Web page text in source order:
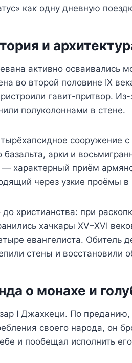
как одну дневную
и
активно
во второй половине IX
гавит-притвор.
полуколоннами в стене.
сооружение
арки и
характерный приём
через узкие проёмы
христианства: при
хачкары XV–XVI
евангелиста. Обитель
стены и восстановили
о монахе и
I Джахкеци. По
своего народа, он
и пообещал исполнить